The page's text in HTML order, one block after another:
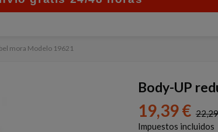
mora Modelo 19621
Body-UP
19,39 €
Impuestos incluidos